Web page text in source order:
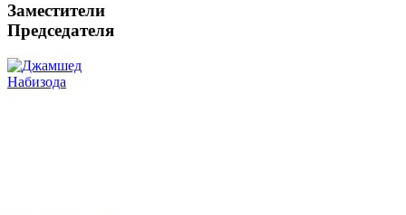
Заместители
Председателя